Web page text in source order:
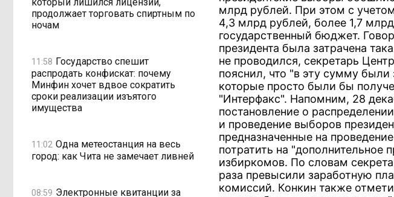
продолжает торговать спиртным по
ночам
11:58 Государство спешит
распродать конфискат: почему
Минфин хочет вдвое сократить
сроки реализации изъятого
имущества
11:02 Одна метеостанция на весь
город: как Чита не замечает ливней
08:59 Электронные квитанции за
млрд рублей. При этом с
4,3 млрд рублей, более 1,7
государственный бюджет.
президента была затрачена
не проводился, секретарь
пояснил, что "в эту сумму
которые просто были бы
"Интерфакс". Напомним, 28
постановление о
и проведение выборов
предназначенные на
потратить на "дополнительное
избиркомов. По словам
раза превысили заработную
комиссий. Конкин также